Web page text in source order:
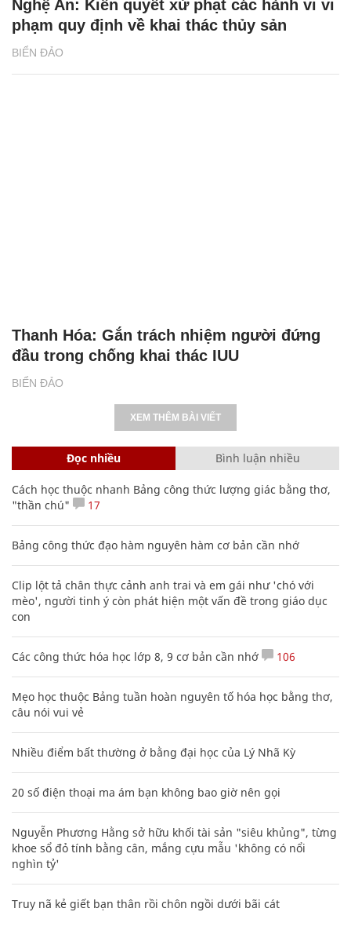
BIỂN ĐẢO
Nghệ An: Kiên quyết xử phạt các hành vi vi
phạm quy định về khai thác thủy sản
BIỂN ĐẢO
Thanh Hóa: Gắn trách nhiệm người đứng
đầu trong chống khai thác IUU
XEM THÊM BÀI VIẾT
Đọc nhiều Bình luận nhiều
Cách học thuộc nhanh Bảng công thức lượng giác bằng thơ,
"thần chú"
17
Bảng công thức đạo hàm nguyên hàm cơ bản cần nhớ
Clip lột tả chân thực cảnh anh trai và em gái như 'chó với
mèo', người tinh ý còn phát hiện một vấn đề trong giáo dục
con
Các công thức hóa học lớp 8, 9 cơ bản cần nhớ 106
Mẹo học thuộc Bảng tuần hoàn nguyên tố hóa học bằng thơ,
câu nói vui vẻ
Nhiều điểm bất thường ở bằng đại học của Lý Nhã Kỳ
20 số điện thoại ma ám bạn không bao giờ nên gọi
Nguyễn Phương Hằng sở hữu khối tài sản "siêu khủng", từng
khoe sổ đỏ tính bằng cân, mắng cựu mẫu 'không có nổi
nghìn tỷ'
Truy nã kẻ giết bạn thân rồi chôn ngồi dưới bãi cát